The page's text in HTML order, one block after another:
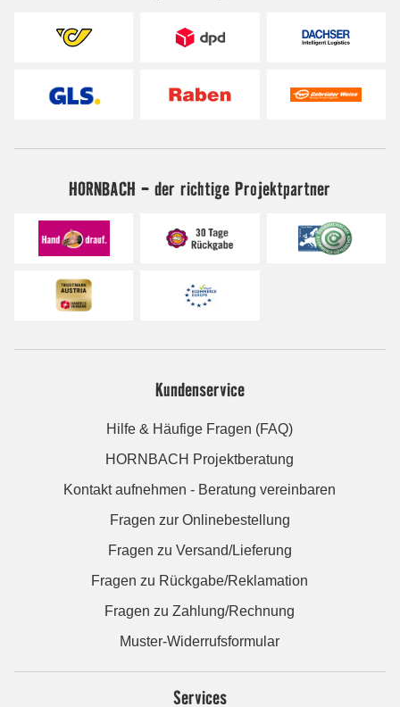
HORNBACH - der richtige Projektpartner
Kundenservice
Hilfe & Häufige Fragen (FAQ)
HORNBACH Projektberatung
Kontakt aufnehmen - Beratung vereinbaren
Fragen zur Onlinebestellung
Fragen zu Versand/Lieferung
Fragen zu Rückgabe/Reklamation
Fragen zu Zahlung/Rechnung
Muster-Widerrufsformular
Services